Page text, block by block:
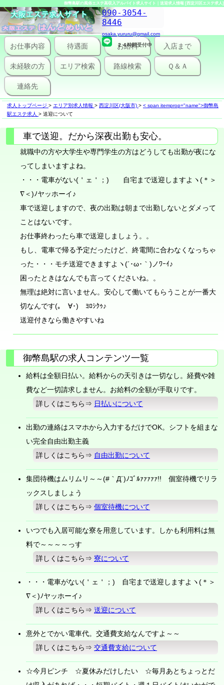
御幣島駅の風俗エステ高収入アルバイト求人サイト｜送迎求人情報 [西淀川区エステ求人]
090-3054-
8446
osaka.yururu@gmail.com
２４時間受付中
お仕事内容 待遇面 お給料 入店まで
未経験の方 エリア検索 路線検索 Ｑ＆Ａ
連絡先
求人トップページ > エリア別求人情報 > 西淀川区(大阪市) > < span itemprop="name">御幣島
駅エステ求人 > 送迎について
車で送迎。だから深夜出勤も安心。
就職中の方や大学生や専門学生の方はどうしても出勤が夜にな
ってしまいますよね。
・・・電車がない(＇ェ＇；) 自宅まで送迎しますよヽ(＊＞
∇＜)ﾉヤッホーイ♪
車で送迎しますので、夜の出勤は朝まで出勤しないとダメって
ことはないです。
お仕事終わったら車で送迎しましょう。。
もし、電車で帰る予定だったけど、終電間に合わなくなっちゃ
った・・・モチ送迎できますよヽ(´･ω･｀)ノﾜｰｲ♪
困ったときはなんでも言ってくださいね。。
無理は絶対に言いません。安心して働いてもらうことが一番大
切なんです(｡ゝ∀･)ゞﾖﾛｼｸｩ♪
送迎付きなら働きやすいね
御幣島駅の求人コンテンツ一覧
給料は全額日払い。給料からの天引きは一切なし。経費や雑
費など一切請求しません。お給料の全額が手取りです。
詳しくはこちら⇒ 日払いについて
出勤の連絡はスマホから入力するだけでOK。シフトを組まな
い完全自由出勤主義
詳しくはこちら⇒ 自由出勤について
集団待機はムリムリ～～(#｀Д´)ﾉｺﾞﾙｧｧｧｧｧ!! 個室待機でリラ
ックスしましょう
詳しくはこちら⇒個室待機について
いつでも入居可能な寮を用意しています。しかも利用料は無
料で～～～～っす
詳しくはこちら⇒寮について
・・・電車がない(＇ェ＇；) 自宅まで送迎しますよヽ(＊＞
∇＜)ﾉヤッホーイ♪
詳しくはこちら⇒送迎について
意外とでかい電車代。交通費支給なんですよ～～
詳しくはこちら⇒交通費支給について
☆今月ピンチ ☆夏休みだけしたい ☆毎月あとちょっとだ